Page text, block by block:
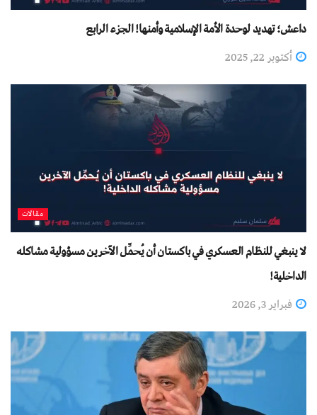
داعش؛ تهديد لوحدة الأمة الإسلامية وأمنها! الجزء الرابع
أكتوبر 22, 2025
مقالات
لا ينبغي للنظام العسكري في باكستان أن يُحمِّل الآخرين مسؤولية مشاكله
الداخلية!
فبراير 3, 2026